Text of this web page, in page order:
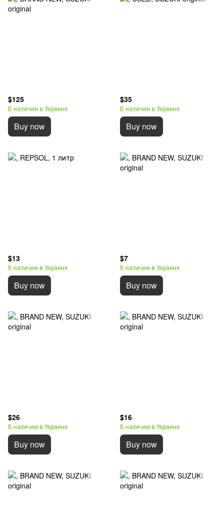
$125
В наличии в Украине
Buy now
$35
В наличии в Украине
Buy now
$13
В наличии в Украине
Buy now
$7
В наличии в Украине
Buy now
$26
В наличии в Украине
Buy now
$16
В наличии в Украине
Buy now